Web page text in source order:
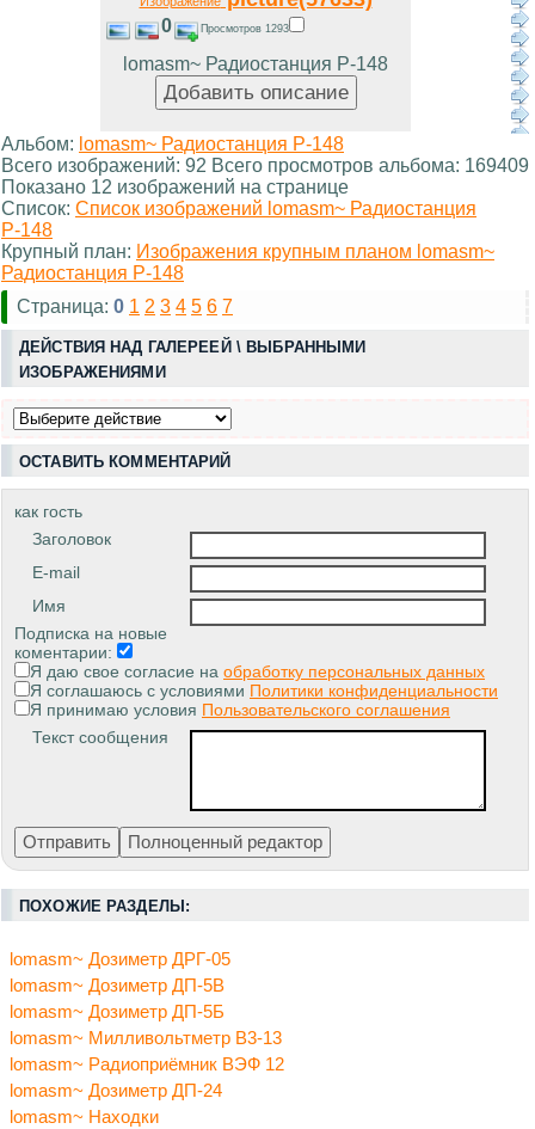
0 Просмотров 1293
lomasm~ Радиостанция Р-148
Альбом: lomasm~ Радиостанция Р-148
Всего изображений: 92 Всего просмотров альбома: 169409
Показано 12 изображений на странице
Список: Список изображений lomasm~ Радиостанция
Р-148
Крупный план: Изображения крупным планом lomasm~
Радиостанция Р-148
Страница: 0 1 2 3 4 5 6 7
ДЕЙСТВИЯ НАД ГАЛЕРЕЕЙ \ ВЫБРАННЫМИ
ИЗОБРАЖЕНИЯМИ
ОСТАВИТЬ КОММЕНТАРИЙ
как гость
Заголовок
E-mail
Имя
Подписка на новые
коментарии:
Я даю свое согласие на обработку персональных данных
Я соглашаюсь с условиями Политики конфиденциальности
Я принимаю условия Пользовательского соглашения
Текст сообщения
ПОХОЖИЕ РАЗДЕЛЫ:
lomasm~ Дозиметр ДРГ-05
lomasm~ Дозиметр ДП-5В
lomasm~ Дозиметр ДП-5Б
lomasm~ Милливольтметр B3-13
lomasm~ Радиоприёмник ВЭФ 12
lomasm~ Дозиметр ДП-24
lomasm~ Находки